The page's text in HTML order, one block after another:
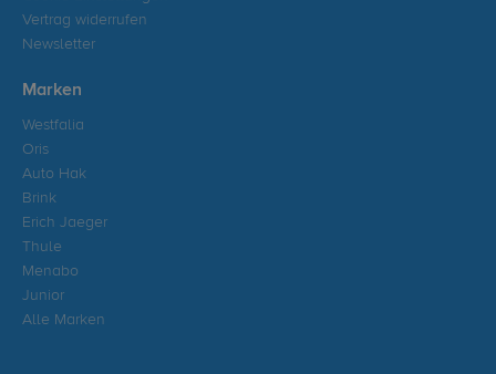
Vertrag widerrufen
Newsletter
Marken
Westfalia
Oris
Auto Hak
Brink
Erich Jaeger
Thule
Menabo
Junior
Alle Marken